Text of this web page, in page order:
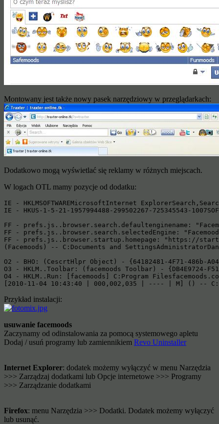
Montowany jest także nowy pasek narzędziowy w przeglądarkach:
Dodatkowo mogą wyświetlać się reklamy w różnych miejscach.
W logach OTL mamy pozycje od dodatku:
IE - HKLMSOFTWAREMicrosoftInternet
IE - HKUS-1-5-21-1957994488-299502267-725345543-
FF - prefs.js..browser.search.defaultenginename:
FF - prefs.js..browser.search.selectedEngine:
FF - prefs.js..browser.startup.homepage: "https://
(Facemoods) -- C:Documents and
O2 - BHO: (CescrtHlpr Object) - {64182481-4F71-486b-
O3 - HKLM..Toolbar: (facemoods Toolbar) - {DB4E9724-
O4 - HKLM..Run: [facemoods] C:Program
[2010-11-04 10:43:40 | 000,002,035 | ---- | M] () --
Przykład instalacji:
usuwanie facemoods
Zaczynamy od odinstalowania za pomocą systemowego apletu
Dodaj / usuń programy lub zamiennikiem Revo Uninstaller
Internet Explorer: dodatek możemy wyłączyć w menu Narzędzia
>>> Zarządzaj dodatkami lub Opcje internetowe >>> Programy
>>> Zarządzanie dodatkami
Firefox: menu Narzędzia >>> Dodatki. Dodatek możemy wyłączyć
lub usunąć.